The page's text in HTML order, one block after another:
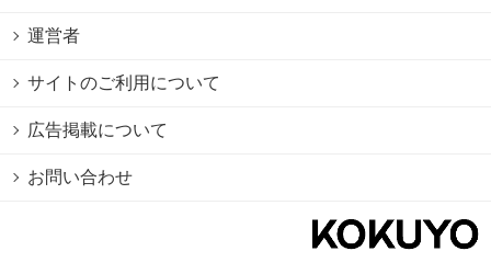
運営者
サイトのご利用について
広告掲載について
お問い合わせ